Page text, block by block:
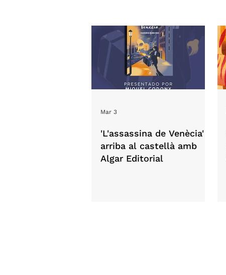
'L'assassina de Venècia'
arriba al castellà amb
Algar Editorial
Mar 3